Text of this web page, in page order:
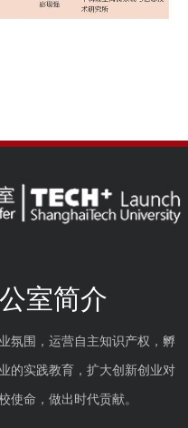
室简介
氛围，运营自主知识产权，孵
的实践教育，扩大创新创业对
使命，做出时代贡献。